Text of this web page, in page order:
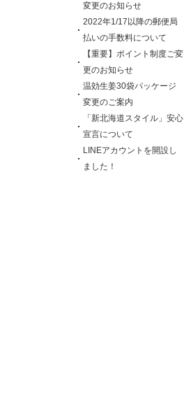
変更のお知らせ
2022年1/17以降の郵便局
払いの手数料について
【重要】ポイント制度ご変
更のお知らせ
温効生姜30袋パッケージ
変更のご案内
「新北海道スタイル」安心
宣言について
LINEアカウントを開設し
ました！